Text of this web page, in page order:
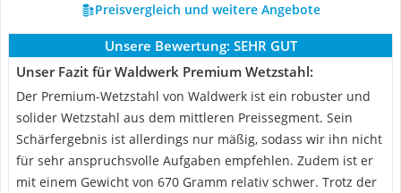
Preisvergleich und weitere Angebote
Unsere Bewertung: SEHR GUT
Unser Fazit für Waldwerk Premium Wetzstahl:
Der Premium-Wetzstahl von Waldwerk ist ein robuster und
solider Wetzstahl aus dem mittleren Preissegment. Sein
Schärfergebnis ist allerdings nur mäßig, sodass wir ihn nicht
für sehr anspruchsvolle Aufgaben empfehlen. Zudem ist er
mit einem Gewicht von 670 Gramm relativ schwer. Trotz der